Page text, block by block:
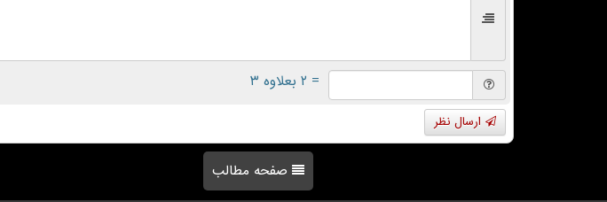
= ۲ بعلاوه ۳
ارسال نظر
صفحه مطالب